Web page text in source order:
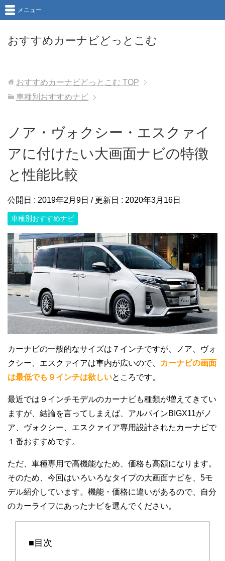
おすすめカーナビどっとこむ
メニュー
おすすめカーナビどっとこむ TOP
車種別おすすめナビ
ノア・ヴォクシー・エスクァイ
アに付けたい大画面ナビの特徴
と性能比較
公開日 : 2019年2月9日 / 更新日 : 2020年3月16日
車種別おすすめナビ
カーナビの一般的なサイズは７インチですが、ノア、ヴォ
クシー、エスクァイアは車内が広いので、
カーナビの画面
は最低でも９インチは欲しいところです。
最近では９インチモデルのカーナビも種類が増えてきてい
ますが、結論を言ってしまえば、アルパインBIGX11がノ
ア、ヴォクシー、エスクァイア専用設計されたカーナビで
１番おすすめです。
ただ、車種専用で高機能なため、価格も高額になります。
そのため、今回はいろいろなタイプの大画面ナビを、5モ
デル紹介しています。機能・価格に違いがあるので、自分
のカーライフにあったナビを選んでください。
■目次